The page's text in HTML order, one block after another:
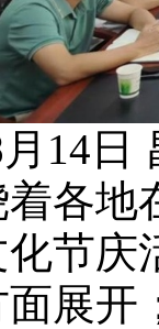
14日
地
节庆
展开